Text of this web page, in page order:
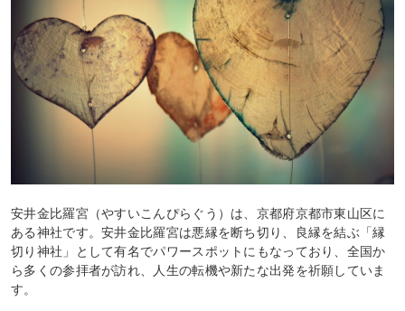
安井金比羅宮（やすいこんぴらぐう）は、京都府京都市東山区に
ある神社です。安井金比羅宮は悪縁を断ち切り、良縁を結ぶ「縁
切り神社」として有名でパワースポットにもなっており、全国か
ら多くの参拝者が訪れ、人生の転機や新たな出発を祈願していま
す。